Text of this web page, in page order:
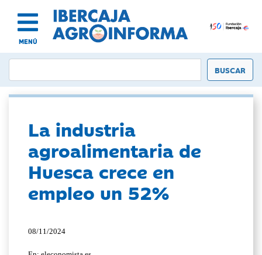
MENÚ
La industria
agroalimentaria de
Huesca crece en
empleo un 52%
08/11/2024